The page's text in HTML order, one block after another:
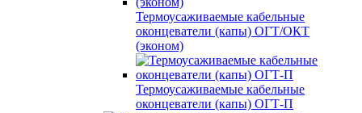
Термоусаживаемые кабельные
оконцеватели (капы) ОГТ/ОКТ
(эконом)
Термоусаживаемые кабельные
оконцеватели (капы) ОГТ-П